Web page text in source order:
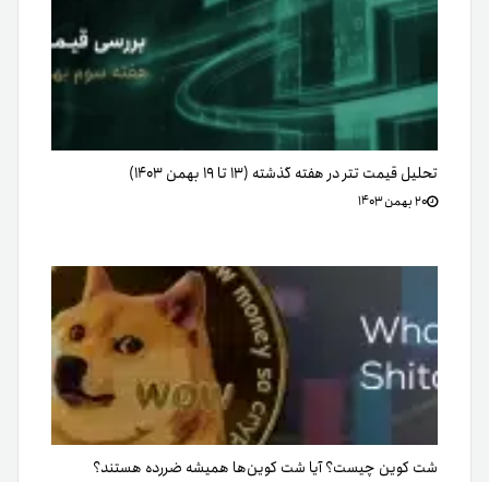
تحلیل قیمت تتر در هفته گذشته (۱۳ تا ۱۹ بهمن ۱۴۰۳)
۲۰ بهمن ۱۴۰۳
شت کوین چیست؟ آیا شت کوین‌ها همیشه ضررده هستند؟